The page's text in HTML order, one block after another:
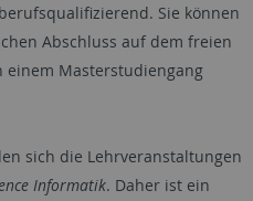
Sie können
Abschluss auf dem freien
Masterstudiengang
sich die Lehrveranstaltungen
Informatik. Daher ist ein